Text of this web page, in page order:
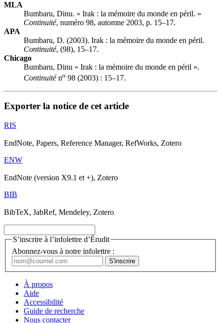
MLA
Bumbaru, Dinu. « Irak : la mémoire du monde en péril. »
Continuité, numéro 98, automne 2003, p. 15–17.
APA
Bumbaru, D. (2003). Irak : la mémoire du monde en péril.
Continuité, (98), 15–17.
Chicago
Bumbaru, Dinu « Irak : la mémoire du monde en péril ».
Continuité no 98 (2003) : 15–17.
Exporter la notice de cet article
RIS
EndNote, Papers, Reference Manager, RefWorks, Zotero
ENW
EndNote (version X9.1 et +), Zotero
BIB
BibTeX, JabRef, Mendeley, Zotero
S’inscrire à l’infolettre d’Érudit
Abonnez-vous à notre infolettre :
À propos
Aide
Accessibilité
Guide de recherche
Nous contacter